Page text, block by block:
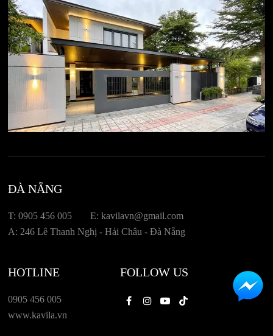
ĐÀ NẴNG
T: 0905 456 005
E: kavilavn@gmail.com
A: 246 Lê Thanh Nghị - Hải Châu - Đà Nẵng
HOTLINE
0905 456 005
www.kavila.vn
FOLLOW US
FacebookInstagram
YoutubeTiktok